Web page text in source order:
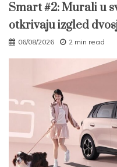
Smart #2: Murali u
otkrivaju izgled
06/08/2026 2 min read